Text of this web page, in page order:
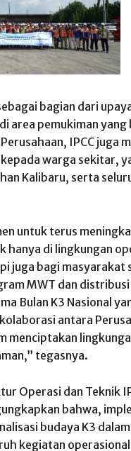
bagian dari
area pemukiman
IPCC juga
kepada warga sekitar,
Kalibaru, serta
untuk terus
hanya di lingkungan
juga bagi masyarakat
MWT dan distribusi
Bulan K3 Nasional
antara
menciptakan
tegasnya.
Operasi dan Teknik
bahwa,
budaya K3 dalam
kegiatan